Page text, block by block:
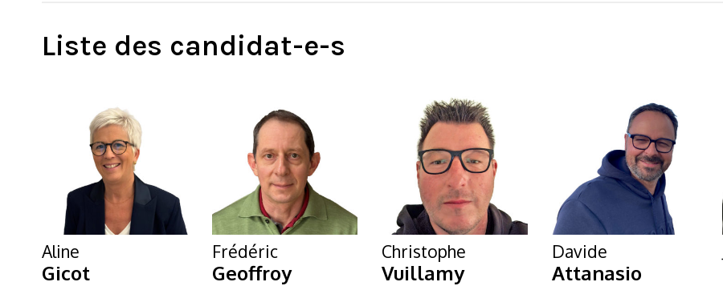
Liste des candidat-e-s
Aline
Gicot
Frédéric
Geoffroy
Christophe
Vuillamy
Davide
Attanasio